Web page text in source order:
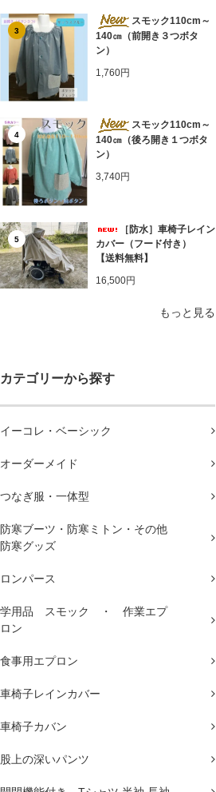
3
スモック110cm～
140㎝（前開き３つボタ
ン）
1,760円
4
スモック110cm～
140㎝（後ろ開き１つボタ
ン）
3,740円
5
［防水］車椅子レイン
カバー（フード付き）
【送料無料】
16,500円
もっと見る
カテゴリーから探す
イーコレ・ベーシック
オーダーメイド
つなぎ服・一体型
防寒ブーツ・防寒ミトン・その他
防寒グッズ
ロンパース
学用品 スモック ・ 作業エプ
ロン
食事用エプロン
車椅子レインカバー
車椅子カバン
股上の深いパンツ